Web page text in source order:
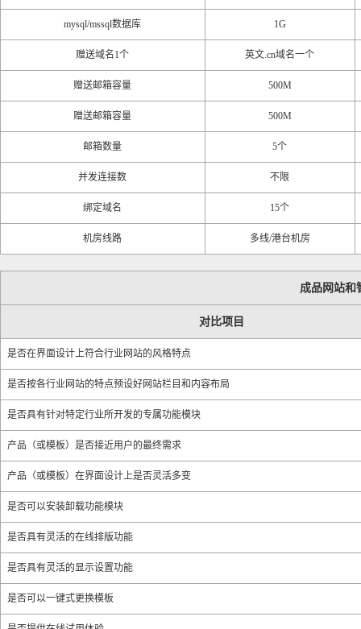
mysql/mssql数据库 1G
赠送域名1个 英文.cn域名一个
赠送邮箱容量 500M
赠送邮箱容量 500M
邮箱数量 5个
并发连接数 不限
绑定域名 15个
机房线路 多线/港台机房
成品网站和
对比项目
是否在界面设计上符合行业网站的风格特点
是否按各行业网站的特点预设好网站栏目和内容布局
是否具有针对特定行业所开发的专属功能模块
产品（或模板）是否接近用户的最终需求
产品（或模板）在界面设计上是否灵活多变
是否可以安装卸载功能模块
是否具有灵活的在线排版功能
是否具有灵活的显示设置功能
是否可以一键式更换模板